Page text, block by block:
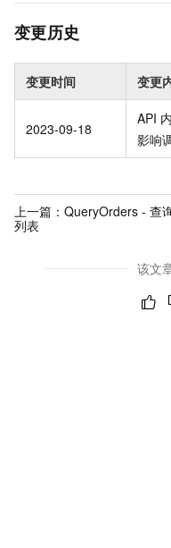
变更历史
变更时间 变更
2023-09-18
API
影响
上一篇： QueryOrders - 查
列表
该文